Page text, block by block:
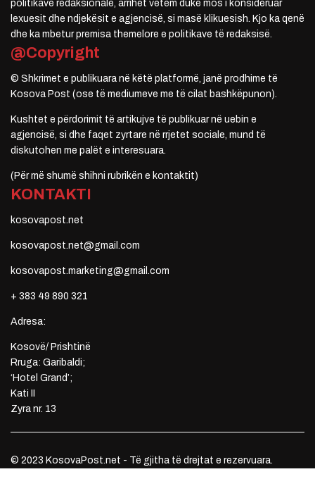
politikave redaksionale, arrihet vetëm duke mos i konsideruar
lexuesit dhe ndjekësit e agjencisë, si masë klikuesish. Kjo ka qenë
dhe ka mbetur premisa themelore e politikave të redaksisë.
@Copyright
© Shkrimet e publikuara në këtë platformë, janë prodhime të
Kosova Post (ose të mediumeve me të cilat bashkëpunon).
Kushtet e përdorimit të artikujve të publikuar në uebin e
agjencisë, si dhe faqet zyrtare në rrjetet sociale, mund të
diskutohen me palët e interesuara.
(Për më shumë shihni rubrikën e kontaktit)
KONTAKTI
kosovapost.net
kosovapost.net@gmail.com
kosovapost.marketing@gmail.com
+ 383 49 890 321
Adresa:
Kosovë/ Prishtinë
Rruga: Garibaldi;
‘Hotel Grand’;
Kati II
Zyra nr. 13
© 2023 KosovaPost.net - Të gjitha të drejtat e rezervuara.